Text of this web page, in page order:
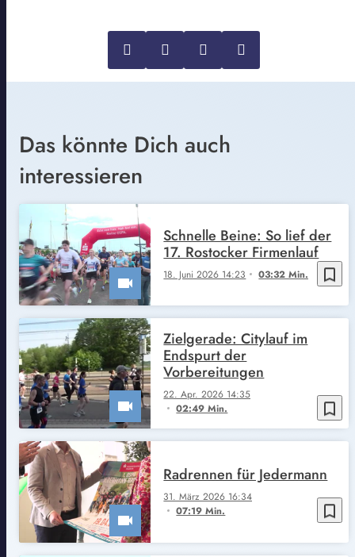
Das könnte Dich auch
interessieren
bookmark_border
18. Juni 2026 14:23 03:32 Min.
Schnelle Beine: So lief der
17. Rostocker Firmenlauf
bookmark_border
22. Apr. 2026 14:35
02:49 Min.
Zielgerade: Citylauf im
Endspurt der
Vorbereitungen
bookmark_border
31. März 2026 16:34
07:19 Min.
Radrennen für Jedermann